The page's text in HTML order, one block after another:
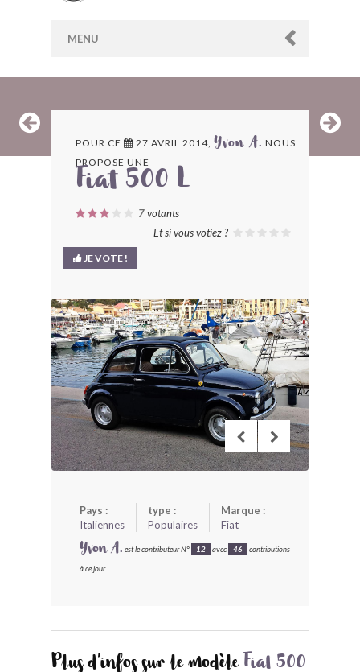
MENU
ARCHIVES
LES CONTRIBUTEURS
LE BLOG
BONJOURLAVIEILLE ?
MODÈLES ET MARQUES
COMMENT FONCTIONNE BLV ?
POUR CE 27 AVRIL 2014, Yvon A. NOUS
PROPOSE UNE
Fiat 500 L
7votants
Et si vous votiez ?
JE VOTE !
Pays :
Italiennes
type :
Populaires
Marque :
Fiat
Yvon A. est le contributeur N° 12 avec 46 contributions
à ce jour.
Plus d'infos sur le modèle Fiat 500